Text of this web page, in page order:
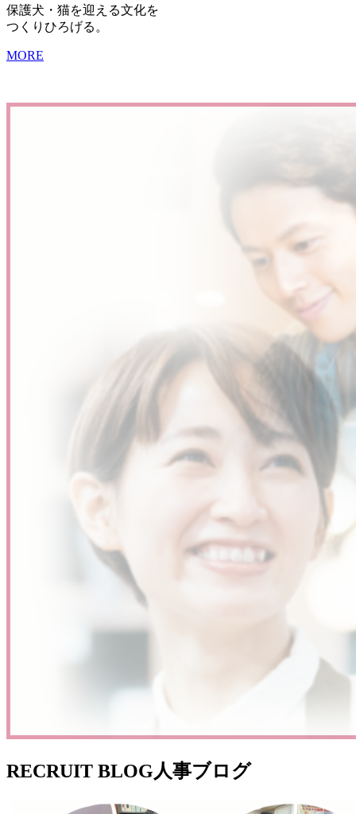
保護犬・猫を迎える文化を
つくりひろげる。
MORE
RECRUIT BLOG人事ブログ